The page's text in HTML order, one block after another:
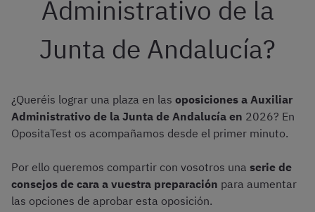
Administrativo de la
Junta de Andalucía?
¿Queréis lograr una plaza en las oposiciones a Auxiliar
Administrativo de la Junta de Andalucía en 2026? En
OpositaTest os acompañamos desde el primer minuto.
Por ello queremos compartir con vosotros una serie de
consejos de cara a vuestra preparación para aumentar
las opciones de aprobar esta oposición.